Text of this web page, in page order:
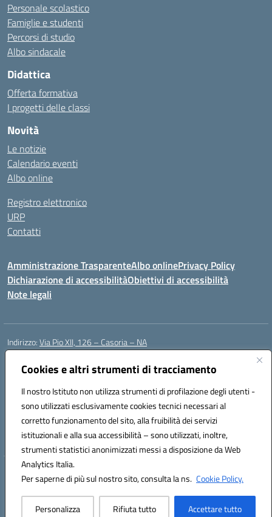
Cookies e altri strumenti di tracciamento
Il nostro Istituto non utilizza strumenti di profilazione degli utenti -
sono utilizzati esclusivamente cookies tecnici necessari al
corretto funzionamento del sito, alla fruibilità dei servizi
istituzionali e alla sua accessibilità – sono utilizzati, inoltre,
strumenti statistici anonimizzati messi a disposizione da Web
Analytics Italia.
Per saperne di più sul nostro sito, consulta la ns. Cookie Policy.
Personalizza Rifiuta tutto Accettare tutto
Personale scolastico
Famiglie e studenti
Percorsi di studio
Albo sindacale
Didattica
Offerta formativa
I progetti delle classi
Novità
Le notizie
Calendario eventi
Albo online
Registro elettronico
URP
Contatti
Amministrazione TrasparenteAlbo onlinePrivacy Policy
Dichiarazione di accessibilitàObiettivi di accessibilità
Note legali
Indirizzo:Via Pio XII, 126 – Casoria – NA
Centralino:
Posta elettronica certificata (PEC):naic8et00d@pec.istruzione.it
Codice fiscale: 93056760635
Codice meccanografico:NAIC8ET00D
Codice Indice delle Pubbliche Amministrazioni (IPA): clcc_063
Codice unico di fatturazione (CUF): UFVE8K
Hosting & Powered by 3D Solution S.r.l.
Concept & Design by Designers Italia